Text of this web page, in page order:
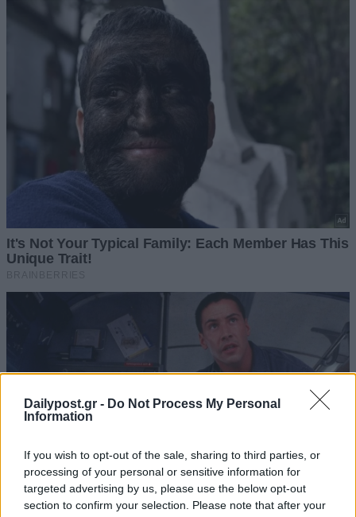
Dailypost.gr - Do Not Process My Personal
Information
If you wish to opt-out of the sale, sharing to third parties, or
processing of your personal or sensitive information for
targeted advertising by us, please use the below opt-out
section to confirm your selection. Please note that after your